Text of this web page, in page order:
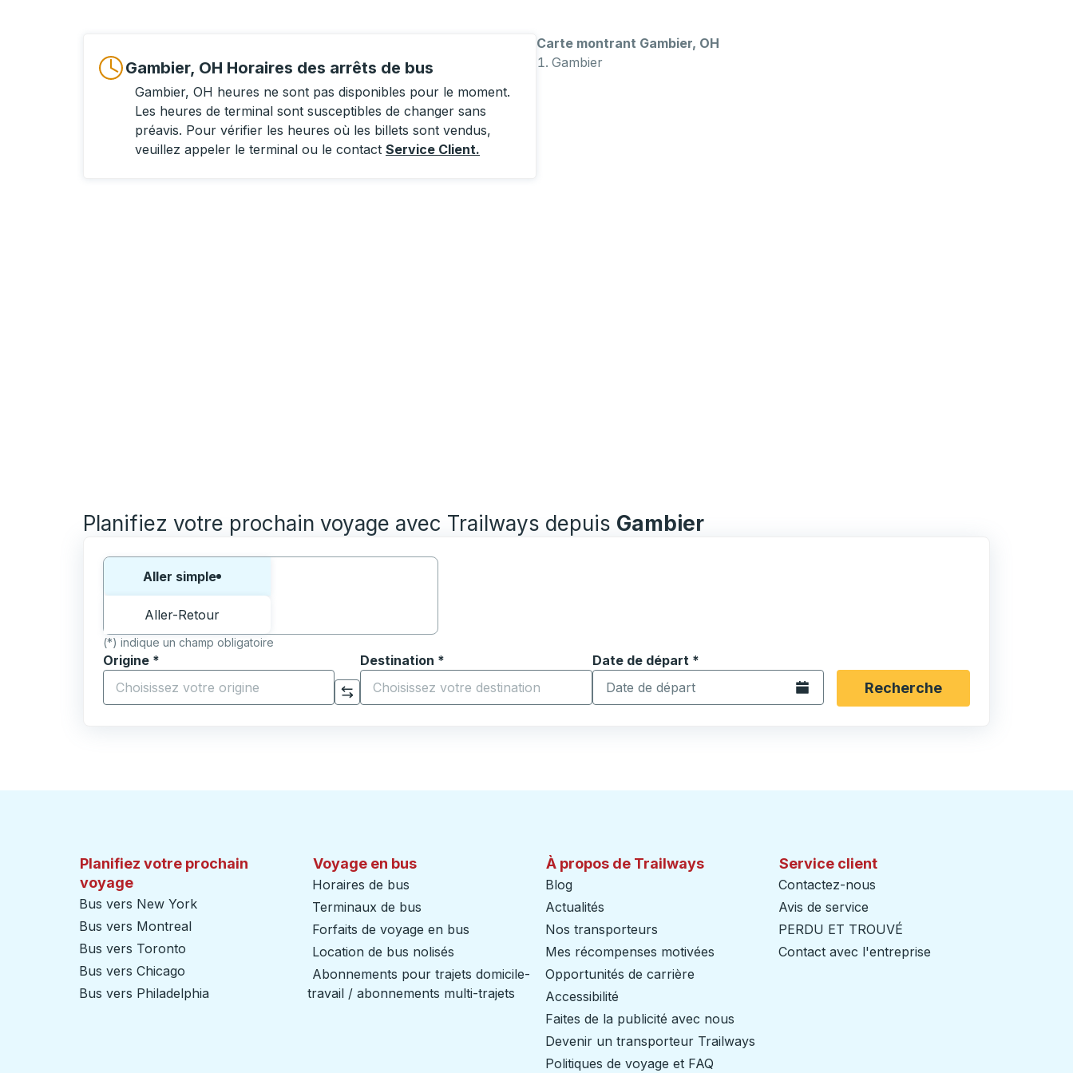
Gambier, OH Horaires des arrêts de bus
Gambier, OH heures ne sont pas disponibles pour le moment.
Les heures de terminal sont susceptibles de changer sans
préavis. Pour vérifier les heures où les billets sont vendus,
veuillez appeler le terminal ou le contact Service Client.
Carte montrant Gambier, OH
Gambier
Planifiez votre prochain voyage avec Trailways depuis Gambier
Choisissez un sens ou un aller-retour:
Aller simple
Aller-Retour
(*) indique un champ obligatoire
Origine *
Commencez à saisir la ville d'origine pour ouvrir les options de localisation, puis utilisez les touches fléchées pour accéder à la ville d'origine souhaitée, puis
Cliquez pour changer vos sélections d'origine et de destination
Destination *
Commencez à saisir la ville de destination pour ouvrir les options de localisation, puis utilisez les touches fléchées
Date de départ *
Tapez la date au format date Barre oblique du mois à 2 chiffres Barre
Ouvrez le calendrier.Recherche
Planifiez votre prochain
voyage
Bus vers New York
Bus vers Montreal
Bus vers Toronto
Bus vers Chicago
Bus vers Philadelphia
Voyage en bus
Horaires de bus
Terminaux de bus
Forfaits de voyage en bus
Location de bus nolisés
Abonnements pour trajets domicile-
travail / abonnements multi-trajets
À propos de Trailways
Blog
Actualités
Nos transporteurs
Mes récompenses motivées
Opportunités de carrière
Accessibilité
Faites de la publicité avec nous
Devenir un transporteur Trailways
Politiques de voyage et FAQ
Service client
Contactez-nous
Avis de service
PERDU ET TROUVÉ
Contact avec l'entreprise